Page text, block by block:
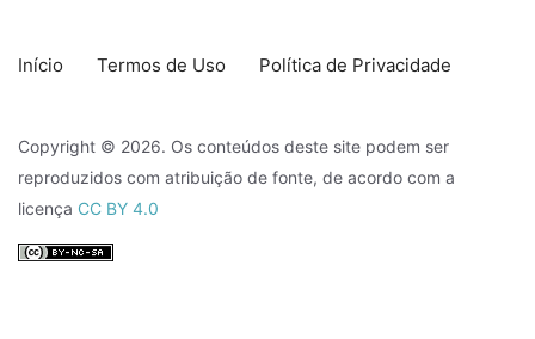
Início Termos de Uso Política de Privacidade
Copyright © 2026. Os conteúdos deste site podem ser
reproduzidos com atribuição de fonte, de acordo com a
licença CC BY 4.0